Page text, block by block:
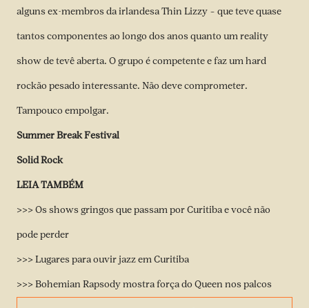
alguns ex-membros da irlandesa Thin Lizzy – que teve quase
tantos componentes ao longo dos anos quanto um reality
show de tevê aberta. O grupo é competente e faz um hard
rockão pesado interessante. Não deve comprometer.
Tampouco empolgar.
Summer Break Festival
Solid Rock
LEIA TAMBÉM
>>> Os shows gringos que passam por Curitiba e você não
pode perder
>>> Lugares para ouvir jazz em Curitiba
>>> Bohemian Rapsody mostra força do Queen nos palcos